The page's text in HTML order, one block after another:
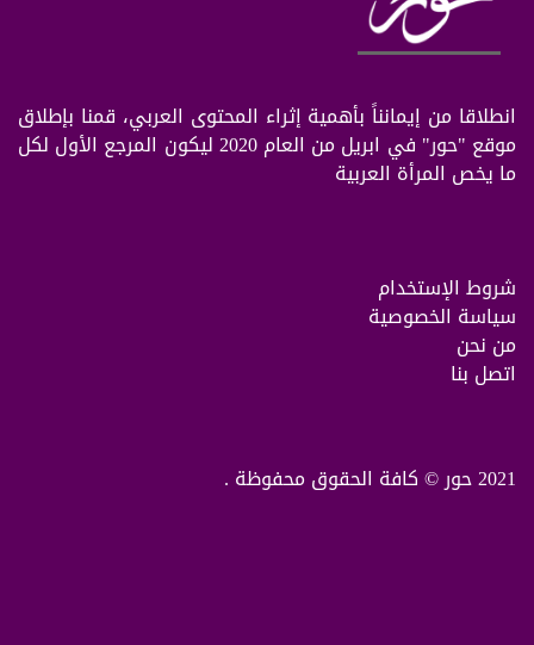
انطلاقا من إيمانناً بأهمية إثراء المحتوى العربي، قمنا بإطلاق
موقع "حور" في ابريل من العام 2020 ليكون المرجع الأول لكل
ما يخص المرأة العربية
شروط الإستخدام
سياسة الخصوصية
من نحن
اتصل بنا
2021 حور © كافة الحقوق محفوظة .